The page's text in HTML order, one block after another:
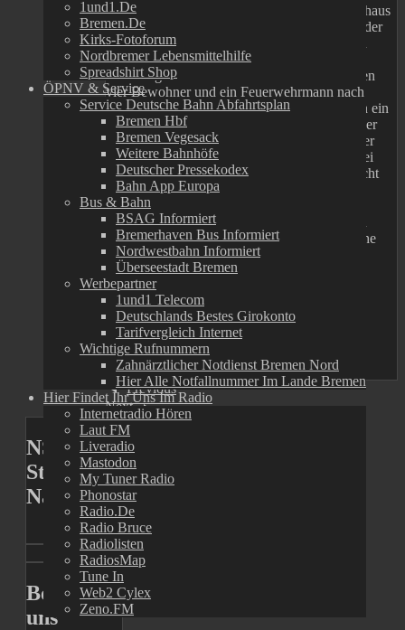
1und1.de
Bremen.de
Kirks-Fotoforum
Nordbremer Lebensmittelhilfe
Spreadshirt Shop
ÖPNV & Service
Service Deutsche Bahn Abfahrtsplan
Bremen Hbf
Bremen Vegesack
Weitere Bahnhöfe
Deutscher Pressekodex
Bahn App Europa
Bus & Bahn
BSAG Informiert
Bremerhaven Bus Informiert
Nordwestbahn Informiert
Überseestadt Bremen
Werbepartner
1und1 Telecom
Deutschlands Bestes Girokonto
Tarifvergleich Internet
Wichtige Rufnummern
Zahnärztlicher Notdienst Bremen Nord
Hier Alle Notfallnummer Im Lande Bremen
Hier Findet Ihr Uns Im Radio
Internetradio Hören
Laut FM
Liveradio
Mastodon
My Tuner Radio
Phonostar
Radio.de
Radio Bruce
Radiolisten
RadiosMap
Tune In
Web2 Cylex
Zeno.FM
Brand einer Wohnung in einem Mehrparteienhaus
in Bad Bederkesa gemeldet. Beim Eintreffen der
Polizei war die Feuerwehr bereits vor Ort und
konnte den Brand weitestgehend auf eine
Wohnung beschränken. Bei dem Feuer wurden
vier Bewohner und ein Feuerwehrmann nach
bisherigen Erkenntnissen leicht verletzt und in ein
Krankenhaus gebracht. Alle anderen Bewohner
konnten das Gebäude unverletzt verlassen. Der
Sachschaden liegt nach ersten Schätzungen bei
etwa 250.000 Euro. Da der Brandort noch nicht
betreten werden konnte, wurde das Gebäude
vorerst beschlagnahmt. Die Polizei wird
voraussichtlich Morgen den Brandort betreten
können, um die Ermittlungen zur Brandursache
vor Ort fortsetzen zu können. Die Bewohner
konnten bei Freunden und Bekannten
unterkommen oder sind auch von der Stadt
Geestland untergebracht worden
Zu unserem Telegramkanal
Previous
Next
NSR
Stadtradio
Nachrichtenmagazin
Besucht
uns